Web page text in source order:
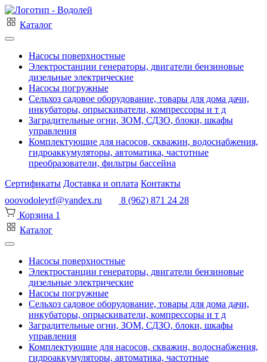
Каталог
Насосы поверхностные
Электростанции генераторы, двигатели бензиновые
дизельные электрические
Насосы погружные
Сельхоз садовое оборудование, товары для дома дачи,
инкубаторы, опрыскиватели, компрессоры и т д
Заградительные огни, ЗОМ, СДЗО, блоки, шкафы
управления
Комплектующие для насосов, скважин, водоснабжения,
гидроаккумуляторы, автоматика, частотные
преобразователи, фильтры бассейна
Сертификаты Доставка и оплата Контакты
ooovodoleyrf@yandex.ru
8 (962) 871 24 28
Корзина 1
Каталог
Насосы поверхностные
Электростанции генераторы, двигатели бензиновые
дизельные электрические
Насосы погружные
Сельхоз садовое оборудование, товары для дома дачи,
инкубаторы, опрыскиватели, компрессоры и т д
Заградительные огни, ЗОМ, СДЗО, блоки, шкафы
управления
Комплектующие для насосов, скважин, водоснабжения,
гидроаккумуляторы, автоматика, частотные